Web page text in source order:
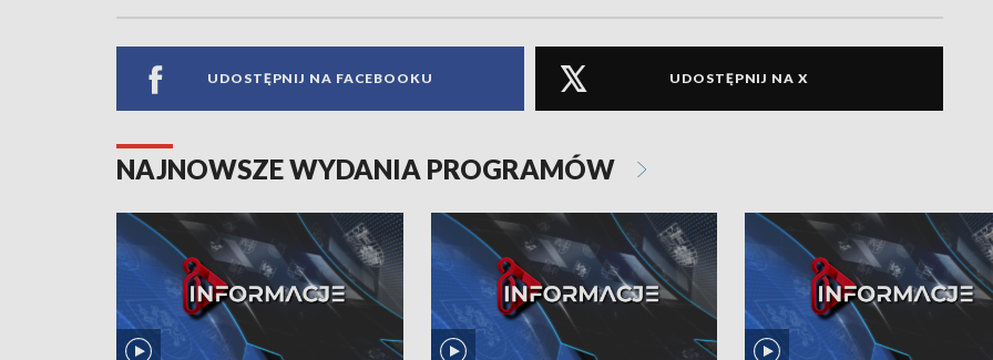
UDOSTĘPNIJ NA FACEBOOKU UDOSTĘPNIJ NA X
NAJNOWSZE WYDANIA PROGRAMÓW